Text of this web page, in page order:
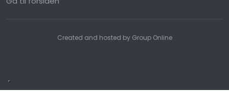
Created and hosted by Group Online